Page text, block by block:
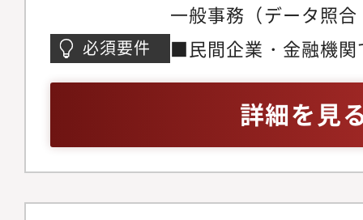
一般事務（データ照
処理、計数管理■反社
一切なし【魅力】■
行の信頼・信用を守
る反社会的勢力との
担う、大変やりがい
業時間30時間程度、
必須要件
■民間企業・金融機関
PC（Word・Excel
詳細を見